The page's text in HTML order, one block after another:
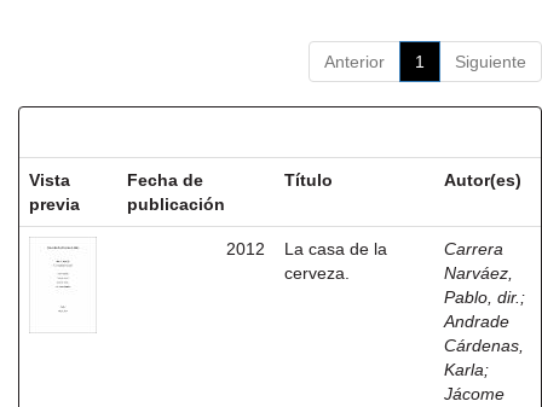
Anterior 1 Siguiente
Vista
previa
Fecha de
publicación
Título Autor(es)
2012
La casa de la
cerveza.
Carrera
Narváez,
Pablo, dir. ;
Andrade
Cárdenas,
Karla;
Jácome